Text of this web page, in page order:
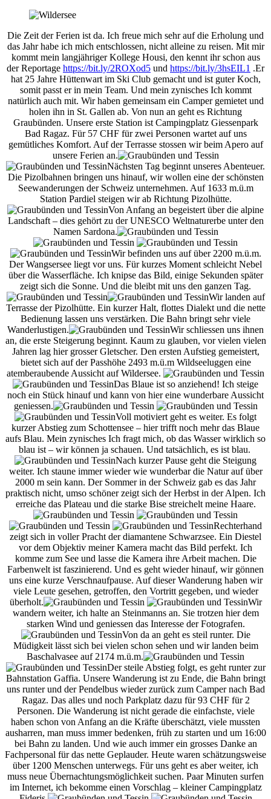
Die Zeit der Ferien ist da. Ich freue mich sehr auf die Erholung und
das Jahr habe ich mich entschlossen, nicht alleine zu reisen. Mit mir
kommt mein langjähriger Kollege Housi, den kennt ihr schon aus
der Reportage https://bit.ly/2ROXod5 und https://bit.ly/3hsEIL1 .Er
hat 25 Jahre Hüttenwart im Ski Club gemacht und ist guter Koch,
somit passt er in mein Team. Und mein zynisches Ich kommt
natürlich auch mit. Wir haben gemeinsam ein Camper gemietet und
holen ihn in St. Gallen ab. Von nun an geht es Richtung
Graubünden. Unsere erste Station ist Campingplatz Giessenpark
Bad Ragaz. Für 57 CHF für zwei Personen wartet auf uns
gemütliches Komfort. Auf der Terrasse stossen wir beim Apero auf
unsere Ferien an.
Nächsten Tag beginnt unseres Abenteuer.
Die Pizolbahnen bringen uns hinauf, wir wollen eine der schönsten
Seewanderungen der Schweiz unternehmen. Auf 1633 m.ü.m
Station Pardiel steigen wir ab Richtung Pizolhütte.
Von Anfang an begeistert über die alpine
Landschaft – dies gehört zu der UNESCO Weltnaturerbe unter den
Namen Sardona.
Wir befinden uns auf über 2200 m.ü.m.
Der Wangsersee liegt vor uns. Für kurzes Moment schleicht Nebel
über die Wasserfläche. Ich knipse das Bild, einige Sekunden später
zeigt sich die Sonne. Und die bleibt mit uns den ganzen Tag.
Wir landen auf
Terrasse der Pizolhütte. Ein kurzer Halt, flottes Dialekt und die nette
Bedienung lassen uns verstärken. Die Bahn bringt sehr viele
Wanderlustigen.
Wir schliessen uns ihnen
an, die erste Steigerung beginnt. Kaum zu glauben, vor vielen vielen
Jahren lag hier grosser Gletscher. Den ersten Aufstieg gemeistert,
bietet sich auf der Passhöhe 2493 m.ü.m Wildseeluggen eine
atemberaubende Aussicht auf Wildersee.
Das Blaue ist so anziehend! Ich steige
noch ein Stück hinauf und kann von hier eine wunderbare Aussicht
geniessen.
Voll motiviert geht es weiter. Es folgt
kurzer Abstieg zum Schottensee – hier trifft noch mehr das Blaue
aufs Blau. Mein zynisches Ich fragt mich, ob das Wasser wirklich so
blau ist – wir können ja schauen. Und tatsächlich, es ist blau.
Nach kurzer Pause geht die Steigung
weiter. Ich staune immer wieder wie wunderbar die Natur auf über
2000 m sein kann. Der Sommer in der Schweiz gab es das Jahr
praktisch nicht, umso schöner zeigt sich der Herbst in der Alpen. Ich
erreiche das Plateau und die starke Bise streichelt meine Haare.
Rechterhand
zeigt sich in voller Pracht der diamantene Schwarzsee. Ein Diestel
vor dem Objektiv meiner Kamera macht das Bild perfekt. Ich
komme zum See und lasse die Kamera ihre Arbeit machen. Die
Farbenwelt ist faszinierend. Und es geht wieder hinauf, wir gönnen
uns eine kurze Verschnaufpause. Auf dieser Wanderung haben wir
viele Leute gesehen, getroffen, den Vortritt gegeben, und wieder
überholt.
Wir
wandern weiter, ich halte an Steinmanns an. Sie trotzen hier dem
starken Wind und geniessen das Interesse der Fotografen.
Von da an geht es steil runter. Die
Müdigkeit lässt sich bei vielen schon sehen und wir landen beim
Baschalvasee auf 2174 m.ü.m.
Der steile Abstieg folgt, es geht runter zur
Bahnstation Gaffia. Unsere Wanderung ist zu Ende, die Bahn bringt
uns runter und der Pendelbus wieder zurück zum Camper nach Bad
Ragaz. Das alles und noch Parkplatz dazu für 93 CHF für 2
Personen. Die Wanderung ist nicht gerade die einfachste, viele
haben schon von Anfang an die Kräfte überschätzt, viele mussten
ausharren, man muss immer bedenken, früh zu starten und um 16:00
bei Bahn zu landen. Und wie auch immer ein grosses Danke an
Fachpersonal für das nette Geplauder. Heute waren schätzungsweise
über 1200 Menschen unterwegs. Für uns geht es aber weiter, ich
muss neue Übernachtungsmöglichkeit suchen. Paar Minuten surfen
im Internet, ich bekomme einen Vorschlag – kleiner Campingplatz